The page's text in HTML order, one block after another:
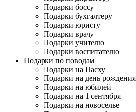
Подарки боссу
Подарки бухгалтеру
Подарки юристу
Подарки врачу
Подарки учителю
Подарки воспитателю
Подарки по поводам
Подарки на Пасху
Подарки на день рождения
Подарки на юбилей
Подарки на 1 сентября
Подарки на новоселье